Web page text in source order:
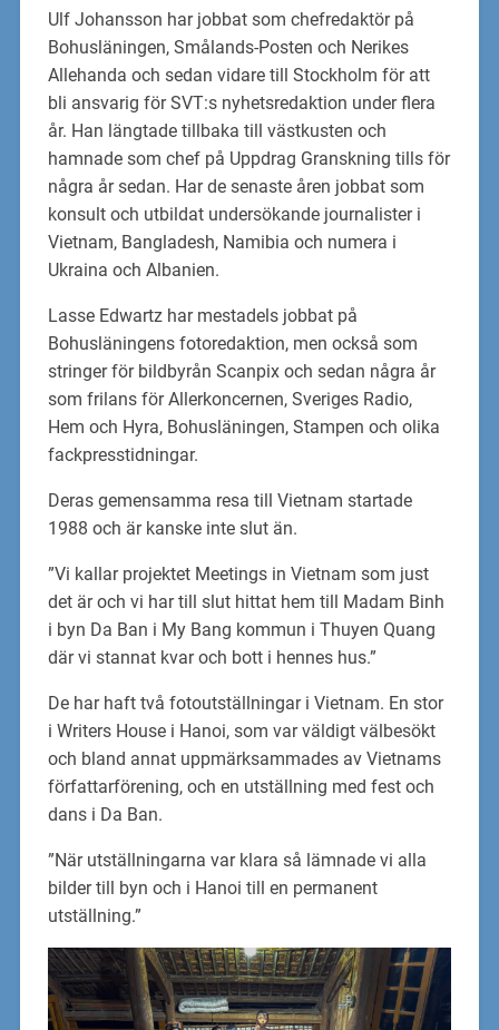
Ulf Johansson har jobbat som chefredaktör på
Bohusläningen, Smålands-Posten och Nerikes
Allehanda och sedan vidare till Stockholm för att
bli ansvarig för SVT:s nyhetsredaktion under flera
år. Han längtade tillbaka till västkusten och
hamnade som chef på Uppdrag Granskning tills för
några år sedan. Har de senaste åren jobbat som
konsult och utbildat undersökande journalister i
Vietnam, Bangladesh, Namibia och numera i
Ukraina och Albanien.
Lasse Edwartz har mestadels jobbat på
Bohusläningens fotoredaktion, men också som
stringer för bildbyrån Scanpix och sedan några år
som frilans för Allerkoncernen, Sveriges Radio,
Hem och Hyra, Bohusläningen, Stampen och olika
fackpresstidningar.
Deras gemensamma resa till Vietnam startade
1988 och är kanske inte slut än.
”Vi kallar projektet Meetings in Vietnam som just
det är och vi har till slut hittat hem till Madam Binh
i byn Da Ban i My Bang kommun i Thuyen Quang
där vi stannat kvar och bott i hennes hus.”
De har haft två fotoutställningar i Vietnam. En stor
i Writers House i Hanoi, som var väldigt välbesökt
och bland annat uppmärksammades av Vietnams
författarförening, och en utställning med fest och
dans i Da Ban.
”När utställningarna var klara så lämnade vi alla
bilder till byn och i Hanoi till en permanent
utställning.”